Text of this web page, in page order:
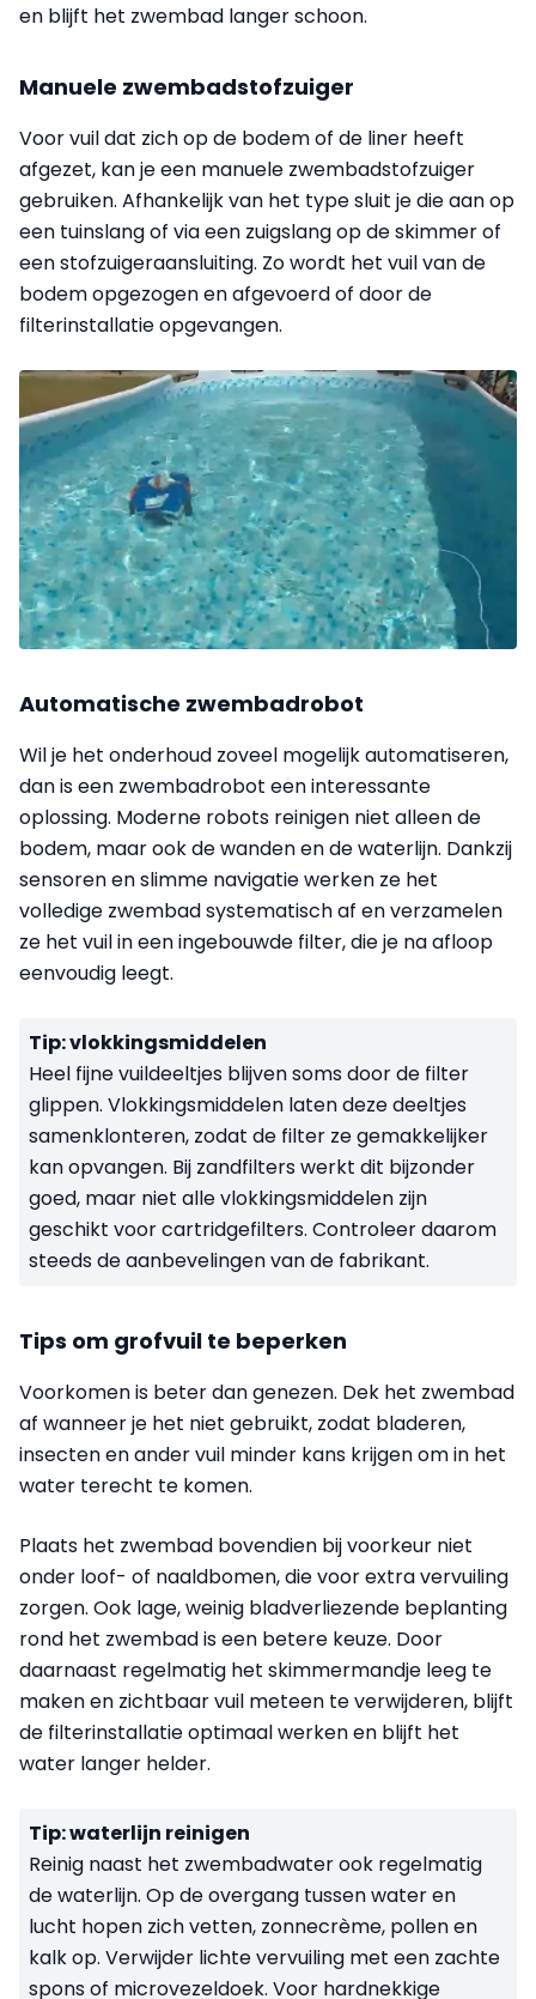
en blijft het zwembad langer schoon.
Manuele zwembadstofzuiger
Voor vuil dat zich op de bodem of de liner heeft
afgezet, kan je een manuele zwembadstofzuiger
gebruiken. Afhankelijk van het type sluit je die aan op
een tuinslang of via een zuigslang op de skimmer of
een stofzuigeraansluiting. Zo wordt het vuil van de
bodem opgezogen en afgevoerd of door de
filterinstallatie opgevangen.
Automatische zwembadrobot
Wil je het onderhoud zoveel mogelijk automatiseren,
dan is een zwembadrobot een interessante
oplossing. Moderne robots reinigen niet alleen de
bodem, maar ook de wanden en de waterlijn. Dankzij
sensoren en slimme navigatie werken ze het
volledige zwembad systematisch af en verzamelen
ze het vuil in een ingebouwde filter, die je na afloop
eenvoudig leegt.
Tip: vlokkingsmiddelen
Heel fijne vuildeeltjes blijven soms door de filter
glippen. Vlokkingsmiddelen laten deze deeltjes
samenklonteren, zodat de filter ze gemakkelijker
kan opvangen. Bij zandfilters werkt dit bijzonder
goed, maar niet alle vlokkingsmiddelen zijn
geschikt voor cartridgefilters. Controleer daarom
steeds de aanbevelingen van de fabrikant.
Tips om grofvuil te beperken
Voorkomen is beter dan genezen. Dek het zwembad
af wanneer je het niet gebruikt, zodat bladeren,
insecten en ander vuil minder kans krijgen om in het
water terecht te komen.
Plaats het zwembad bovendien bij voorkeur niet
onder loof- of naaldbomen, die voor extra vervuiling
zorgen. Ook lage, weinig bladverliezende beplanting
rond het zwembad is een betere keuze. Door
daarnaast regelmatig het skimmermandje leeg te
maken en zichtbaar vuil meteen te verwijderen, blijft
de filterinstallatie optimaal werken en blijft het
water langer helder.
Tip: waterlijn reinigen
Reinig naast het zwembadwater ook regelmatig
de waterlijn. Op de overgang tussen water en
lucht hopen zich vetten, zonnecrème, pollen en
kalk op. Verwijder lichte vervuiling met een zachte
spons of microvezeldoek. Voor hardnekkige